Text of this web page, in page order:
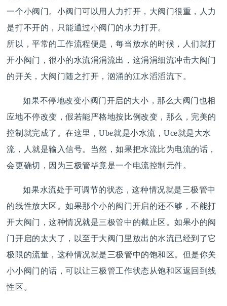
一个小阀门。小阀门可以用人力打开，大阀门很重，人力
是打不开的，只能通过小阀门的水力打开。
所以，平常的工作流程便是，每当放水的时候，人们就打
开小阀门，很小的水流涓涓流出，这涓涓细流冲击大阀门
的开关，大阀门随之打开，汹涌的江水滔滔流下。
如果不停地改变小阀门开启的大小，那么大阀门也相
应地不停改变，假若能严格地按比例改变，那么，完美的
控制就完成了。在这里，Ube就是小水流，Uce就是大水
流，人就是输入信号。当然，如果把水流比为电流的话，
会更确切，因为三极管毕竟是一个电流控制元件。
如果水流处于可调节的状态，这种情况就是三极管中
的线性放大区。如果那个小的阀门开启的还不够，不能打
开大阀门，这种情况就是三极管中的截止区。如果小的阀
门开启的太大了，以至于大阀门里放出的水流已经到了它
极限的流量，这种情况就是三极管中的饱和区。但是你关
小小阀门的话，可以让三极管工作状态从饱和区返回到线
性区。